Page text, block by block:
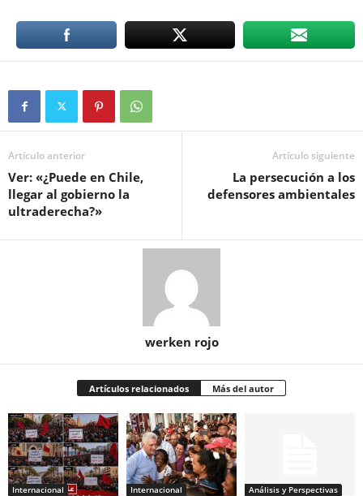
Artículo anterior
Ver: «¿Puede en Chile,
llegar al gobierno la
ultraderecha?»
Artículo siguiente
La persecución a los
defensores ambientales
werken rojo
Artículos relacionados Más del autor
Internacional Internacional Análisis y Perspectivas